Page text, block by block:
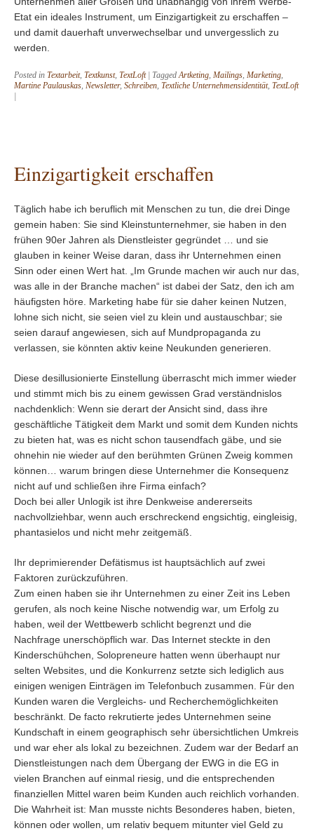
Etat ein ideales Instrument, um Einzigartigkeit zu erschaffen –
und damit dauerhaft unverwechselbar und unvergesslich zu
werden.
Posted in Textarbeit, Textkunst, TextLoft | Tagged Artketing Mailings Marketing
Martine Paulauskas Newsletter, Schreiben Textliche Unternehmensidentität, TextLoft
|
Einzigartigkeit erschaffen
Täglich habe ich beruflich mit Menschen zu tun, die drei Dinge
gemein haben: Sie sind Kleinstunternehmer, sie haben in den
frühen 90er Jahren als Dienstleister gegründet … und sie
glauben in keiner Weise daran, dass ihr Unternehmen einen
Sinn oder einen Wert hat. „Im Grunde machen wir auch nur das,
was alle in der Branche machen“ ist dabei der Satz, den ich am
häufigsten höre. Marketing habe für sie daher keinen Nutzen,
lohne sich nicht, sie seien viel zu klein und austauschbar; sie
seien darauf angewiesen, sich auf Mundpropaganda zu
verlassen, sie könnten aktiv keine Neukunden generieren.
Diese desillusionierte Einstellung überrascht mich immer wieder
und stimmt mich bis zu einem gewissen Grad verständnislos
nachdenklich: Wenn sie derart der Ansicht sind, dass ihre
geschäftliche Tätigkeit dem Markt und somit dem Kunden nichts
zu bieten hat, was es nicht schon tausendfach gäbe, und sie
ohnehin nie wieder auf den berühmten Grünen Zweig kommen
können… warum bringen diese Unternehmer die Konsequenz
nicht auf und schließen ihre Firma einfach?
Doch bei aller Unlogik ist ihre Denkweise andererseits
nachvollziehbar, wenn auch erschreckend engsichtig, eingleisig,
phantasielos und nicht mehr zeitgemäß.
Ihr deprimierender Defätismus ist hauptsächlich auf zwei
Faktoren zurückzuführen.
Zum einen haben sie ihr Unternehmen zu einer Zeit ins Leben
gerufen, als noch keine Nische notwendig war, um Erfolg zu
haben, weil der Wettbewerb schlicht begrenzt und die
Nachfrage unerschöpflich war. Das Internet steckte in den
Kinderschühchen, Solopreneure hatten wenn überhaupt nur
selten Websites, und die Konkurrenz setzte sich lediglich aus
einigen wenigen Einträgen im Telefonbuch zusammen. Für den
Kunden waren die Vergleichs- und Recherchemöglichkeiten
beschränkt. De facto rekrutierte jedes Unternehmen seine
Kundschaft in einem geographisch sehr übersichtlichen Umkreis
und war eher als lokal zu bezeichnen. Zudem war der Bedarf an
Dienstleistungen nach dem Übergang der EWG in die EG in
vielen Branchen auf einmal riesig, und die entsprechenden
finanziellen Mittel waren beim Kunden auch reichlich vorhanden.
Die Wahrheit ist: Man musste nichts Besonderes haben, bieten,
können oder wollen, um relativ bequem mitunter viel Geld zu